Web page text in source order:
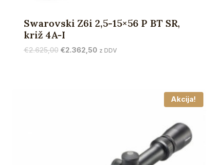
Swarovski Z6i 2,5-15×56 P BT SR,
križ 4A-I
€2.625,00 Izvirna
€2.362,50Trenutna
z DDV
Akcija!